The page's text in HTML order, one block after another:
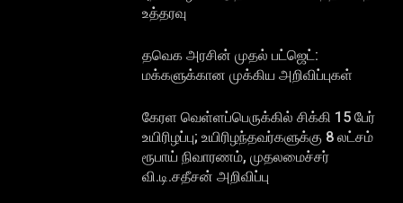
உத்தரவு
தவெக அரசின் முதல் பட்ஜெட்:
மக்களுக்கான முக்கிய அறிவிப்புகள்
கேரள வெள்ளப்பெருக்கில் சிக்கி 15 பேர்
உயிரிழப்பு; உயிரிழந்தவர்களுக்கு 8 லட்சம்
ரூபாய் நிவாரணம், முதலமைச்சர்
வி.டி.சதீசன் அறிவிப்பு